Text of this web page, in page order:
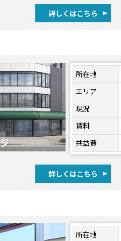
詳しくはこちら
所在地
エリア
現況
賃料
共益費
詳しくはこちら
所在地